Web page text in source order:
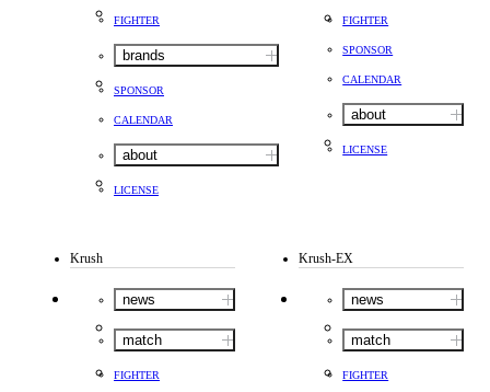
FIGHTER
brands
SPONSOR
CALENDAR
about
LICENSE
FIGHTER
SPONSOR
CALENDAR
about
LICENSE
Krush
news
match
FIGHTER
Krush-EX
news
match
FIGHTER